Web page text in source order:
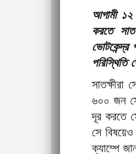
আগামী ১২
করতে
সাতক্ষীরা
৬০০ জন
দূর করতে
সে
ক্যাম্পে